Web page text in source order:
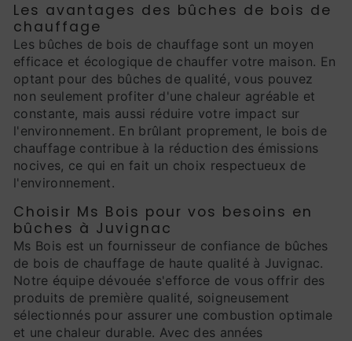
Les avantages des bûches de bois de
chauffage
Les bûches de bois de chauffage sont un moyen
efficace et écologique de chauffer votre maison. En
optant pour des bûches de qualité, vous pouvez
non seulement profiter d'une chaleur agréable et
constante, mais aussi réduire votre impact sur
l'environnement. En brûlant proprement, le bois de
chauffage contribue à la réduction des émissions
nocives, ce qui en fait un choix respectueux de
l'environnement.
Choisir Ms Bois pour vos besoins en
bûches à Juvignac
Ms Bois est un fournisseur de confiance de bûches
de bois de chauffage de haute qualité à Juvignac.
Notre équipe dévouée s'efforce de vous offrir des
produits de première qualité, soigneusement
sélectionnés pour assurer une combustion optimale
et une chaleur durable. Avec des années